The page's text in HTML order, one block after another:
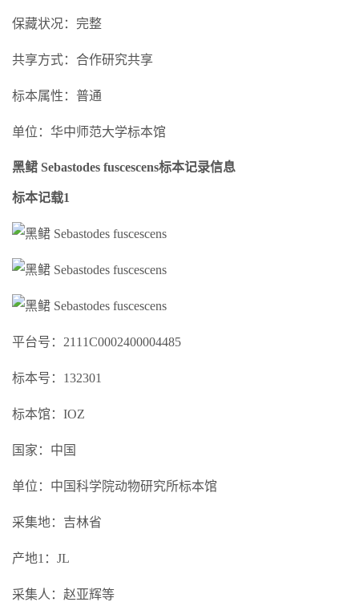
保藏状况：完整
共享方式：合作研究共享
标本属性：普通
单位：华中师范大学标本馆
黑鲪 Sebastodes fuscescens标本记录信息
标本记载1
平台号：2111C0002400004485
标本号：132301
标本馆：IOZ
国家：中国
单位：中国科学院动物研究所标本馆
采集地：吉林省
产地1：JL
采集人：赵亚辉等